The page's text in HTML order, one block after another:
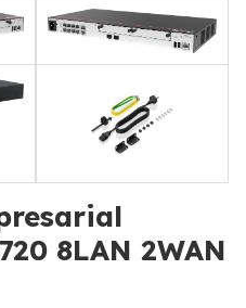
8LAN 2WAN